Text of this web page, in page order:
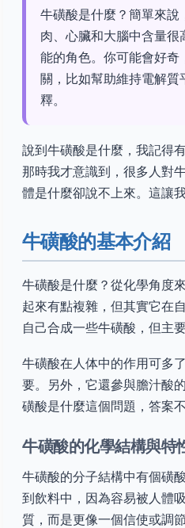
牛磺酸是什麼？簡單來
肉、心臟和大腦中含量
能的角色。你可能會好
關，比如幫助維持電解
釋。
說到牛磺酸是什麼，我記得
那時我才意識到，很多人對
體是什麼卻說不上來。這讓
牛磺酸的基本介紹
牛磺酸是什麼？從化學角度
起來有點複雜，但其實它在
自己合成一些牛磺酸，但主
牛磺酸在人体中的作用可多
要。另外，它還參與膽汁酸
磺酸是什麼這個問題，答案
牛磺酸的化學結構與特
牛磺酸的分子結構中有個磺
到飲料中，因為容易被人體
質，而是更像一個信使或調節